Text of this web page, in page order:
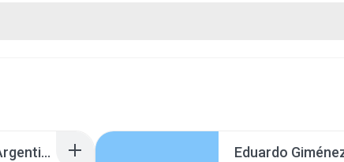
Pablo Masciángelo en programa Argentinos en el Mundo, en Radio Argentina 240426.mp3